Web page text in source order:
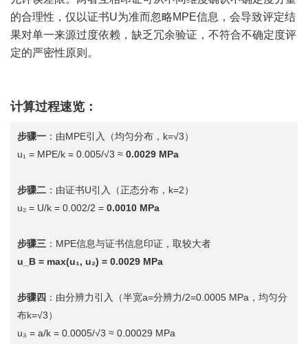
的合理性，仅以证书U为准而忽略MPE信息，会导致评定结
果对单一来源过度依赖，缺乏冗余验证，不符合不确定度评
定的严密性原则。
计算过程速览：
步骤一 ：由MPE引入（均匀分布，k=√3）
u₁ = MPE/k = 0.005/√3 ≈ 0.0029 MPa
步骤二 ：由证书U引入（正态分布，k=2）
u₂ = U/k = 0.002/2 = 0.0010 MPa
步骤三 ：MPE信息与证书信息印证，取较大者
u_B = max(u₁, u₂) = 0.0029 MPa
步骤四 ：由分辨力引入（半宽a=分辨力/2=0.0005 MPa，均匀分
布k=√3）
u₃ = a/k = 0.0005/√3 ≈ 0.00029 MPa